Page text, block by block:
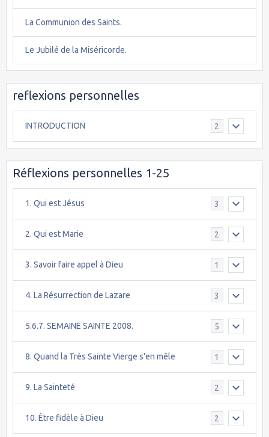
La Communion des Saints.
Le Jubilé de la Miséricorde.
reflexions personnelles
INTRODUCTION 2
Réflexions personnelles 1-25
1. Qui est Jésus 3
2. Qui est Marie 2
3. Savoir faire appel à Dieu 1
4. La Résurrection de Lazare 3
5.6.7. SEMAINE SAINTE 2008. 5
8. Quand la Très Sainte Vierge s'en mêle 1
9. La Sainteté 2
10. Être fidèle à Dieu 2